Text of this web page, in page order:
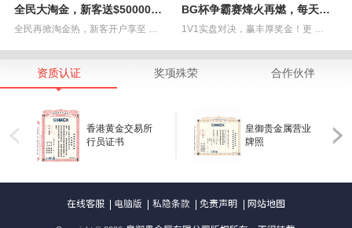
全民大淘金，新客送$50000赠金
全民再掀淘金热，新客开户享至 …
BG杯争霸赛烽火再燃，每天赢奖金！
1V1实盘对决，赢丰厚奖金！更 …
资质认证 奖项殊荣 合作伙伴
香港黄金交易所
行员证书
皇御贵金属营业
牌照